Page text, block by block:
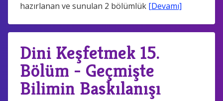
hazırlanan ve sunulan 2 bölümlük [Devamı]
Dini Keşfetmek 15.
Bölüm - Geçmişte
Bilimin Baskılanışı